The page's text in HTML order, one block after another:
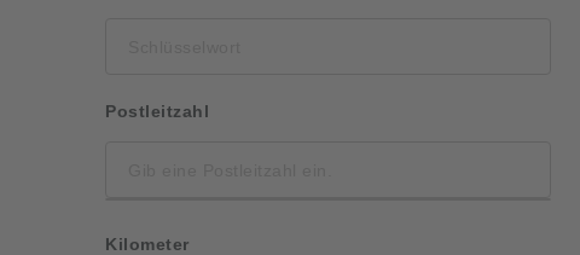
Postleitzahl
Kilometer